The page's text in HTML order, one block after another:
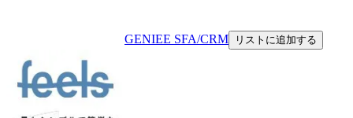
GENIEE SFA/CRM リストに追加する